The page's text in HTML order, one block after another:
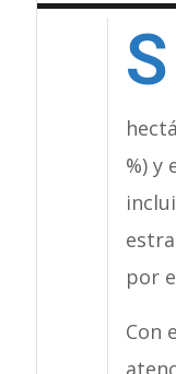
S
%) y
por
Con